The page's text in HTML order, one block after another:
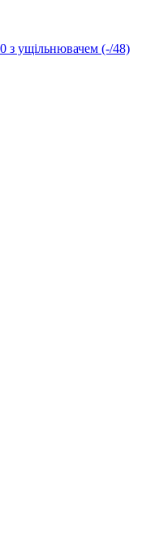
з ущільнювачем (-/48)